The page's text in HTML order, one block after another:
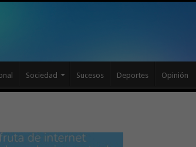
Sociedad Sucesos Deportes Opinión